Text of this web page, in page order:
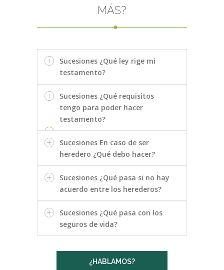
MÁS?
Sucesiones ¿Qué ley rige mi
testamento?
Sucesiones ¿Qué requisitos
tengo para poder hacer
testamento?
Sucesiones En caso de ser
heredero ¿Qué debo hacer?
Sucesiones ¿Qué pasa si no hay
acuerdo entre los herederos?
Sucesiones ¿Qué pasa con los
seguros de vida?
¿HABLAMOS?